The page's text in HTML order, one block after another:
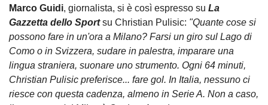
Marco Guidi, giornalista, si è così espresso su La
Gazzetta dello Sportsu Christian Pulisic: "Quante cose si
possono fare in un'ora a Milano? Farsi un giro sul Lago di
Como o in Svizzera, sudare in palestra, imparare una
lingua straniera, suonare uno strumento. Ogni 64 minuti,
Christian Pulisic preferisce... fare gol. In Italia, nessuno ci
riesce con questa cadenza, almeno in Serie A. Non a caso,